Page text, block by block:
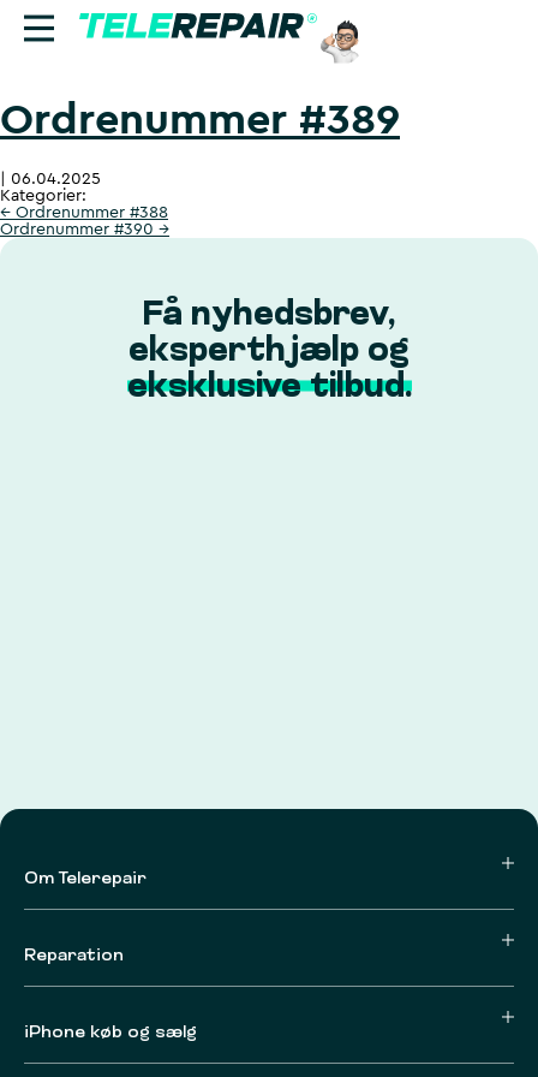
Reparation
Sælg
Find butik
Ring til os:
+45 70 60 55 90
Ordrenummer #389
06.04.2025
Kategorier:
← Ordrenummer #388
Ordrenummer #390 →
Få nyhedsbrev,
eksperthjælp og
eksklusive tilbud.
Om Telerepair
Reparation
iPhone køb og sælg